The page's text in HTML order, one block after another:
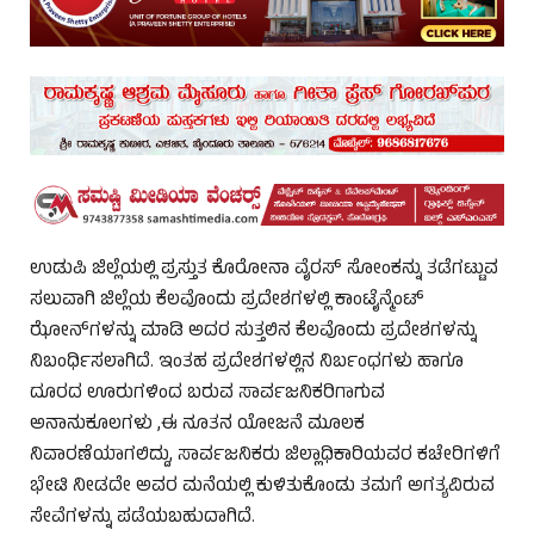
ಉಡುಪಿ ಜಿಲ್ಲೆಯಲ್ಲಿ ಪ್ರಸ್ತುತ ಕೊರೋನಾ ವೈರಸ್ ಸೋಂಕನ್ನು ತಡೆಗಟ್ಟುವ
ಸಲುವಾಗಿ ಜಿಲ್ಲೆಯ ಕೆಲವೊಂದು ಪ್ರದೇಶಗಳಲ್ಲಿ ಕಾಂಟೈನ್ಮೆಂಟ್
ಝೋನ್‌ಗಳನ್ನು ಮಾಡಿ ಅದರ ಸುತ್ತಲಿನ ಕೆಲವೊಂದು ಪ್ರದೇಶಗಳನ್ನು
ನಿಬಂರ್ಧಿಸಲಾಗಿದೆ. ಇಂತಹ ಪ್ರದೇಶಗಳಲ್ಲಿನ ನಿರ್ಬಂಧಗಳು ಹಾಗೂ
ದೂರದ ಊರುಗಳಿಂದ ಬರುವ ಸಾರ್ವಜನಿಕರಿಗಾಗುವ
ಅನಾನುಕೂಲಗಳು ,ಈ ನೂತನ ಯೋಜನೆ ಮೂಲಕ
ನಿವಾರಣೆಯಾಗಲಿದ್ದು, ಸಾರ್ವಜನಿಕರು ಜಿಲ್ಲಾಧಿಕಾರಿಯವರ ಕಚೇರಿಗಳಿಗೆ
ಭೇಟಿ ನೀಡದೇ ಅವರ ಮನೆಯಲ್ಲಿ ಕುಳಿತುಕೊಂಡು ತಮಗೆ ಅಗತ್ಯವಿರುವ
ಸೇವೆಗಳನ್ನು ಪಡೆಯಬಹುದಾಗಿದೆ.